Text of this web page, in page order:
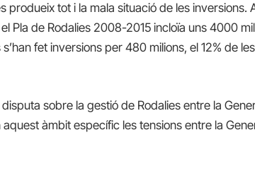
produeix tot i la mala situació de les inversions.
Pla de Rodalies 2008-2015 incloïa uns 4000
fet inversions per 480 milions, el 12% de
sobre la gestió de Rodalies entre la
àmbit específic les tensions entre la